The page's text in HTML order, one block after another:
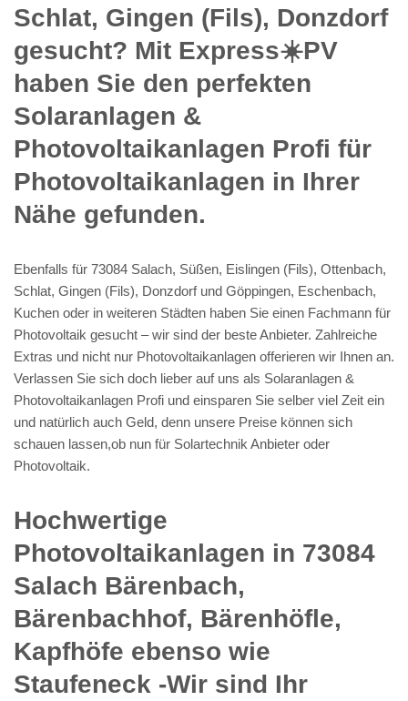
Schlat, Gingen (Fils), Donzdorf
gesucht? Mit Express☀️PV️
haben Sie den perfekten
Solaranlagen &
Photovoltaikanlagen Profi für
Photovoltaikanlagen in Ihrer
Nähe gefunden.
Ebenfalls für 73084 Salach, Süßen, Eislingen (Fils), Ottenbach,
Schlat, Gingen (Fils), Donzdorf und Göppingen, Eschenbach,
Kuchen oder in weiteren Städten haben Sie einen Fachmann für
Photovoltaik gesucht – wir sind der beste Anbieter. Zahlreiche
Extras und nicht nur Photovoltaikanlagen offerieren wir Ihnen an.
Verlassen Sie sich doch lieber auf uns als Solaranlagen &
Photovoltaikanlagen Profi und einsparen Sie selber viel Zeit ein
und natürlich auch Geld, denn unsere Preise können sich
schauen lassen,ob nun für Solartechnik Anbieter oder
Photovoltaik.
Hochwertige
Photovoltaikanlagen in 73084
Salach Bärenbach,
Bärenbachhof, Bärenhöfle,
Kapfhöfe ebenso wie
Staufeneck -Wir sind Ihr